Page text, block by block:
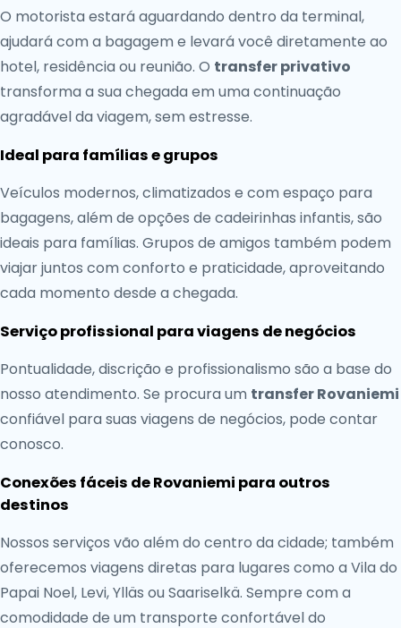
O motorista estará aguardando dentro da terminal,
ajudará com a bagagem e levará você diretamente ao
hotel, residência ou reunião. O transfer privativo
transforma a sua chegada em uma continuação
agradável da viagem, sem estresse.
Ideal para famílias e grupos
Veículos modernos, climatizados e com espaço para
bagagens, além de opções de cadeirinhas infantis, são
ideais para famílias. Grupos de amigos também podem
viajar juntos com conforto e praticidade, aproveitando
cada momento desde a chegada.
Serviço profissional para viagens de negócios
Pontualidade, discrição e profissionalismo são a base do
nosso atendimento. Se procura um transfer Rovaniemi
confiável para suas viagens de negócios, pode contar
conosco.
Conexões fáceis de Rovaniemi para outros
destinos
Nossos serviços vão além do centro da cidade; também
oferecemos viagens diretas para lugares como a Vila do
Papai Noel, Levi, Ylläs ou Saariselkä. Sempre com a
comodidade de um transporte confortável do